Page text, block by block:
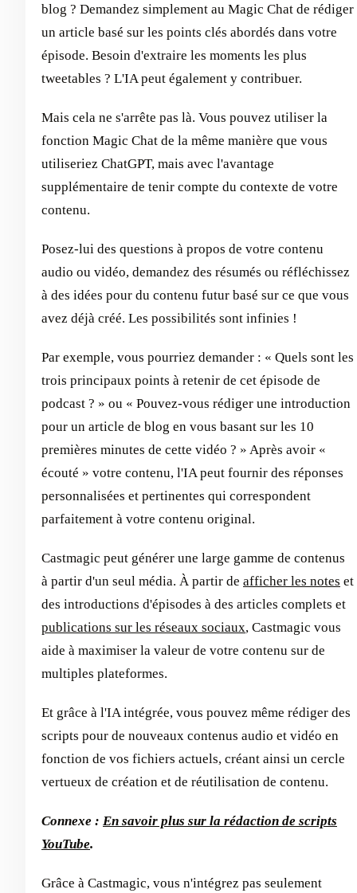
blog ? Demandez simplement au Magic Chat de rédiger
un article basé sur les points clés abordés dans votre
épisode. Besoin d'extraire les moments les plus
tweetables ? L'IA peut également y contribuer.
Mais cela ne s'arrête pas là. Vous pouvez utiliser la
fonction Magic Chat de la même manière que vous
utiliseriez ChatGPT, mais avec l'avantage
supplémentaire de tenir compte du contexte de votre
contenu.
Posez-lui des questions à propos de votre contenu
audio ou vidéo, demandez des résumés ou réfléchissez
à des idées pour du contenu futur basé sur ce que vous
avez déjà créé. Les possibilités sont infinies !
Par exemple, vous pourriez demander : « Quels sont les
trois principaux points à retenir de cet épisode de
podcast ? » ou « Pouvez-vous rédiger une introduction
pour un article de blog en vous basant sur les 10
premières minutes de cette vidéo ? » Après avoir «
écouté » votre contenu, l'IA peut fournir des réponses
personnalisées et pertinentes qui correspondent
parfaitement à votre contenu original.
Castmagic peut générer une large gamme de contenus
à partir d'un seul média. À partir de afficher les notes et
des introductions d'épisodes à des articles complets et
publications sur les réseaux sociaux, Castmagic vous
aide à maximiser la valeur de votre contenu sur de
multiples plateformes.
Et grâce à l'IA intégrée, vous pouvez même rédiger des
scripts pour de nouveaux contenus audio et vidéo en
fonction de vos fichiers actuels, créant ainsi un cercle
vertueux de création et de réutilisation de contenu.
Connexe : En savoir plus sur la rédaction de scripts
YouTube.
Grâce à Castmagic, vous n'intégrez pas seulement